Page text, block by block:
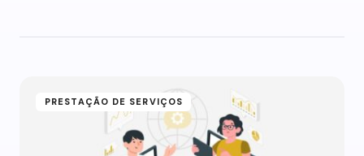
PRESTAÇÃO DE SERVIÇOS